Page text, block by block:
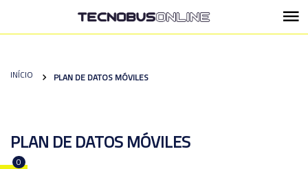
0
INÍCIO PLAN DE DATOS MÓVILES
PLAN DE DATOS MÓVILES